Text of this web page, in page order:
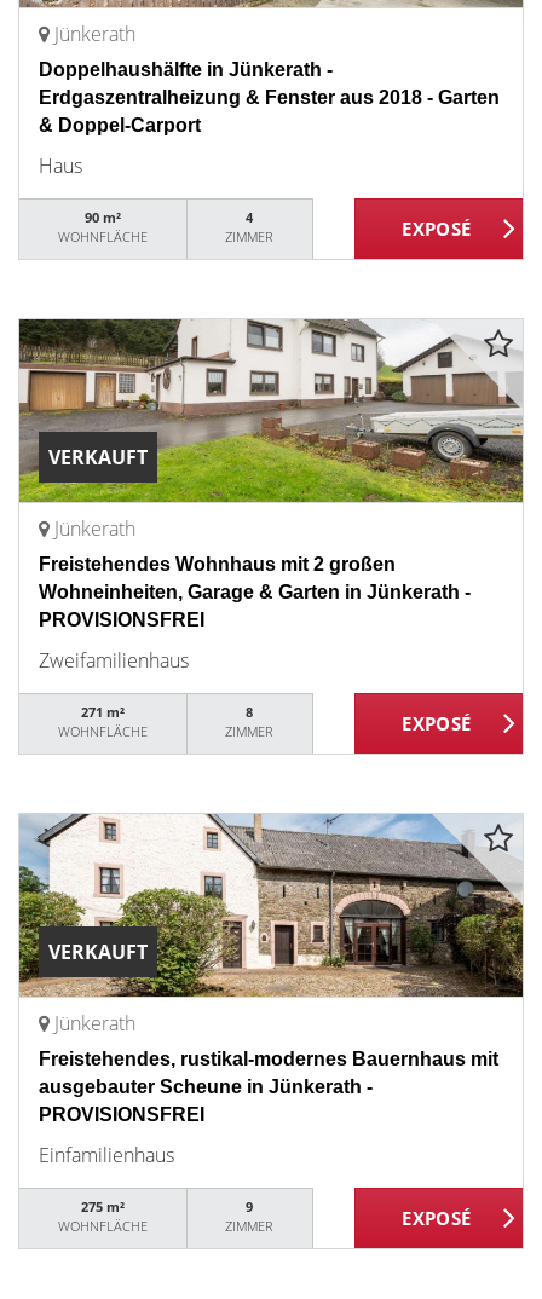
Jünkerath
Doppelhaushälfte in Jünkerath -
Erdgaszentralheizung & Fenster aus 2018 - Garten
& Doppel-Carport
Haus
90 m²
WOHNFLÄCHE
4
ZIMMER
VERKAUFT
Jünkerath
Freistehendes Wohnhaus mit 2 großen
Wohneinheiten, Garage & Garten in Jünkerath -
PROVISIONSFREI
Zweifamilienhaus
271 m²
WOHNFLÄCHE
8
ZIMMER
VERKAUFT
Jünkerath
Freistehendes, rustikal-modernes Bauernhaus mit
ausgebauter Scheune in Jünkerath -
PROVISIONSFREI
Einfamilienhaus
275 m²
WOHNFLÄCHE
9
ZIMMER